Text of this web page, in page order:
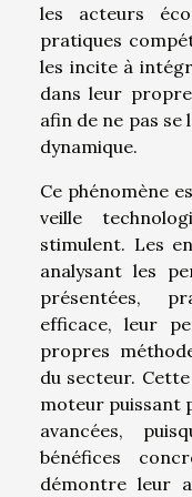
les acteurs
pratiques
les incite à
dans leur
afin de ne pas
dynamique.
Ce phénomène
veille
stimulent. Les
analysant les
présentées,
efficace, leur
propres
du secteur.
moteur puissant
avancées,
bénéfices
démontre leur